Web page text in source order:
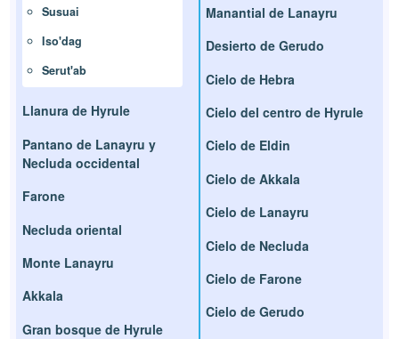
Susuai
Iso'dag
Serut'ab
Llanura de Hyrule
Pantano de Lanayru y
Necluda occidental
Farone
Necluda oriental
Monte Lanayru
Akkala
Gran bosque de Hyrule
Manantial de Lanayru
Desierto de Gerudo
Cielo de Hebra
Cielo del centro de Hyrule
Cielo de Eldin
Cielo de Akkala
Cielo de Lanayru
Cielo de Necluda
Cielo de Farone
Cielo de Gerudo